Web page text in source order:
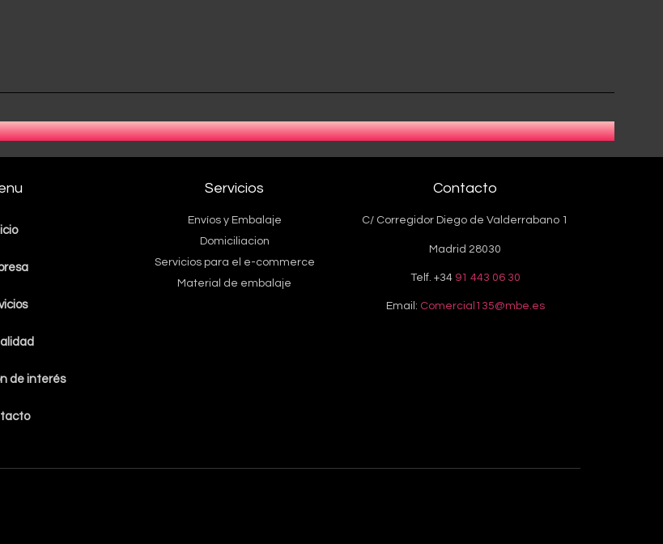
de interés
Servicios
Envíos y Embalaje
Domiciliacion
Servicios para el e-commerce
Material de embalaje
Contacto
C/ Corregidor Diego de Valderrabano 1
Madrid 28030
Telf. +34 91 443 06 30
Email: Comercial135@mbe.es